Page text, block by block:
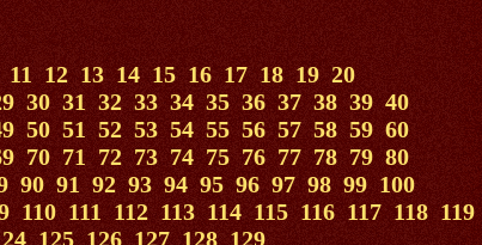
11 12 13 14 15 16 17 18 19 20
30 31 32 33 34 35 36 37 38 39 40
50 51 52 53 54 55 56 57 58 59 60
70 71 72 73 74 75 76 77 78 79 80
90 91 92 93 94 95 96 97 98 99 100
110 111 112 113 114 115 116 117 118 119
125 126 127 128 129